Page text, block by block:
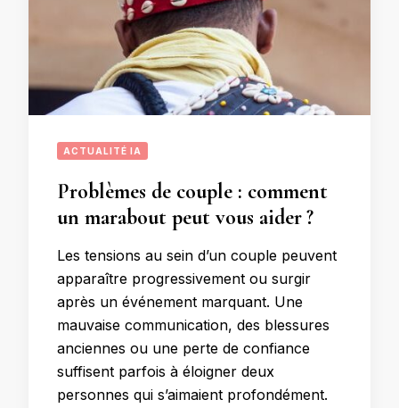
ACTUALITÉ IA
Problèmes de couple : comment
un marabout peut vous aider ?
Les tensions au sein d’un couple peuvent
apparaître progressivement ou surgir
après un événement marquant. Une
mauvaise communication, des blessures
anciennes ou une perte de confiance
suffisent parfois à éloigner deux
personnes qui s’aimaient profondément.